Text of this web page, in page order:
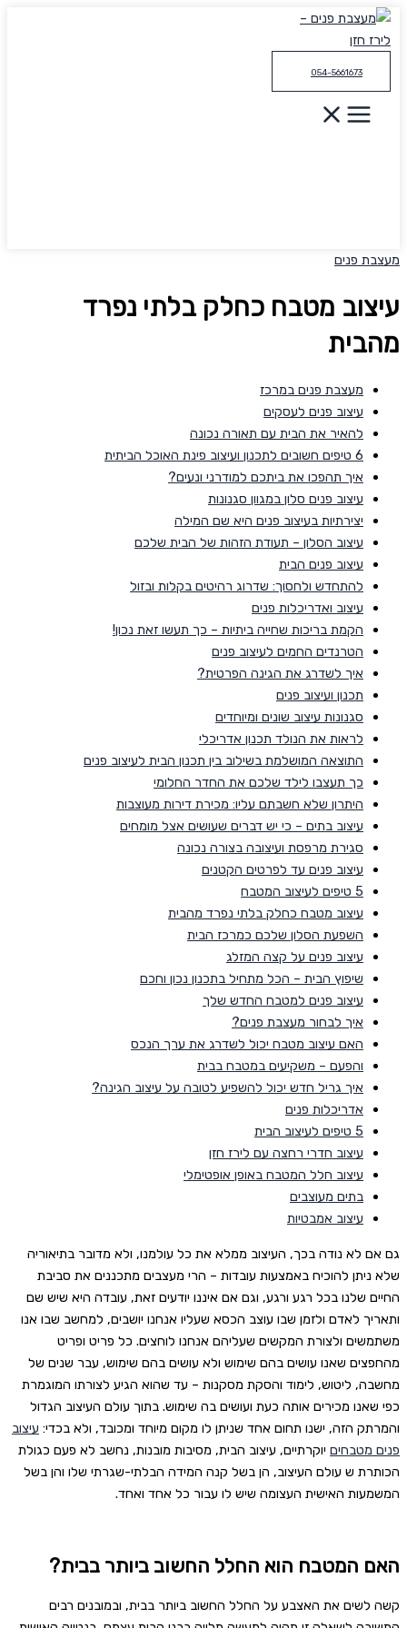
דילוג
לתוכן
054-5661673
מעצבת פנים
עיצוב מטבח כחלק בלתי נפרד
מהבית
מעצבת פנים במרכז
עיצוב פנים לעסקים
להאיר את הבית עם תאורה נכונה
6 טיפים חשובים לתכנון ועיצוב פינת האוכל הביתית
איך תהפכו את ביתכם למודרני ונעים?
עיצוב פנים סלון במגוון סגנונות
יצירתיות בעיצוב פנים היא שם המילה
עיצוב הסלון – תעודת הזהות של הבית שלכם
עיצוב פנים הבית
להתחדש ולחסוך: שדרוג רהיטים בקלות ובזול
עיצוב ואדריכלות פנים
הקמת בריכות שחייה ביתיות – כך תעשו זאת נכון!
הטרנדים החמים לעיצוב פנים
איך לשדרג את הגינה הפרטית?
תכנון ועיצוב פנים
סגנונות עיצוב שונים ומיוחדים
לראות את הנולד תכנון אדריכלי
התוצאה המושלמת בשילוב בין תכנון הבית לעיצוב פנים
כך תעצבו לילד שלכם את החדר החלומי
היתרון שלא חשבתם עליו: מכירת דירות מעוצבות
עיצוב בתים – כי יש דברים שעושים אצל מומחים
סגירת מרפסת ועיצובה בצורה נכונה
עיצוב פנים עד לפרטים הקטנים
5 טיפים לעיצוב המטבח
עיצוב מטבח כחלק בלתי נפרד מהבית
השפעת הסלון שלכם כמרכז הבית
עיצוב פנים על קצה המזלג
שיפוץ הבית – הכל מתחיל בתכנון נכון וחכם
עיצוב פנים למטבח החדש שלך
איך לבחור מעצבת פנים?
האם עיצוב מטבח יכול לשדרג את ערך הנכס
והפעם – משקיעים במטבח בבית
איך גריל חדש יכול להשפיע לטובה על עיצוב הגינה?
אדריכלות פנים
5 טיפים לעיצוב הבית
עיצוב חדרי רחצה עם לירז חזן
עיצוב חלל המטבח באופן אופטימלי
בתים מעוצבים
עיצוב אמבטיות
גם אם לא נודה בכך, העיצוב ממלא את כל עולמנו, ולא מדובר בתיאוריה
שלא ניתן להוכיח באמצעות עובדות – הרי מעצבים מתכננים את סביבת
החיים שלנו בכל רגע ורגע, וגם אם איננו יודעים זאת, עובדה היא שיש שם
ותאריך לאדם ולזמן שבו עוצב הכסא שעליו אנחנו יושבים, למחשב שבו אנו
משתמשים ולצורת המקשים שעליהם אנחנו לוחצים. כל פריט ופריט
מהחפצים שאנו עושים בהם שימוש ולא עושים בהם שימוש, עבר שנים של
מחשבה, ליטוש, לימוד והסקת מסקנות – עד שהוא הגיע לצורתו המוגמרת
כפי שאנו מכירים אותה כעת ועושים בה שימוש. בתוך עולם העיצוב הגדול
והמרתק הזה, ישנו תחום אחד שניתן לו מקום מיוחד ומכובד, ולא בכדי: עיצוב
פנים מטבחים יוקרתיים, עיצוב הבית, מסיבות מובנות, נחשב לא פעם כגולת
הכותרת ש עולם העיצוב, הן בשל קנה המידה הבלתי-שגרתי שלו והן בשל
המשמעות האישית העצומה שיש לו עבור כל אחד ואחד.
האם המטבח הוא החלל החשוב ביותר בבית?
קשה לשים את האצבע על החלל החשוב ביותר בבית, ובמובנים רבים